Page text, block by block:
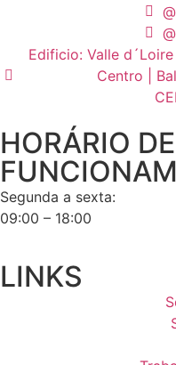
Edificio: Valle
Centro |
HORÁRIO DE
Segunda a sexta:
09:00 – 18:00
LINKS